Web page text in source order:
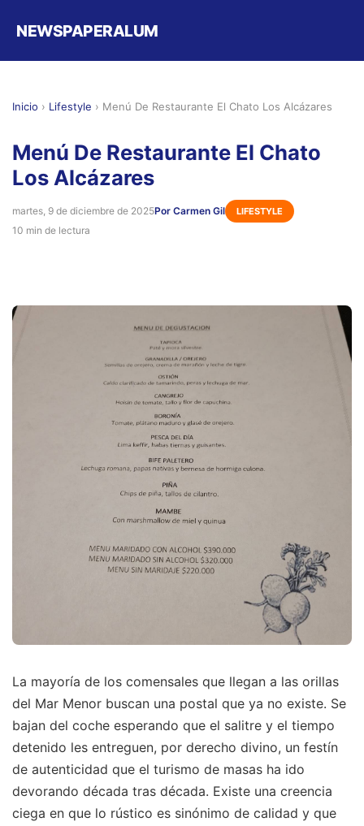
NEWSPAPERALUM
Inicio › Lifestyle › Menú De Restaurante El Chato Los Alcázares
Menú De Restaurante El Chato
Los Alcázares
martes, 9 de diciembre de 2025Por Carmen Gil LIFESTYLE
10 min de lectura
La mayoría de los comensales que llegan a las orillas
del Mar Menor buscan una postal que ya no existe. Se
bajan del coche esperando que el salitre y el tiempo
detenido les entreguen, por derecho divino, un festín
de autenticidad que el turismo de masas ha ido
devorando década tras década. Existe una creencia
ciega en que lo rústico es sinónimo de calidad y que